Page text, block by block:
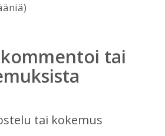
tai
tai kokemus